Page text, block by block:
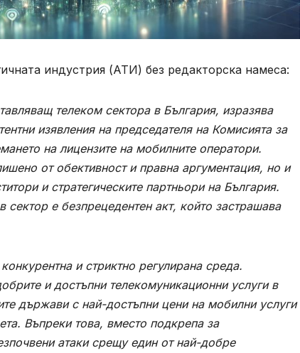
индустрия (АТИ) без редакторска намеса:
телеком сектора в България, изразява
изявления на председателя на Комисията за
на лицензите на мобилните оператори.
от обективност и правна аргументация, но и
и стратегическите партньори на България.
е безпрецедентен акт, който застрашава
и стриктно регулирана среда.
и достъпни телекомуникационни услуги в
държави с най-достъпни цени на мобилни услуги
Въпреки това, вместо подкрепа за
атаки срещу един от най-добре